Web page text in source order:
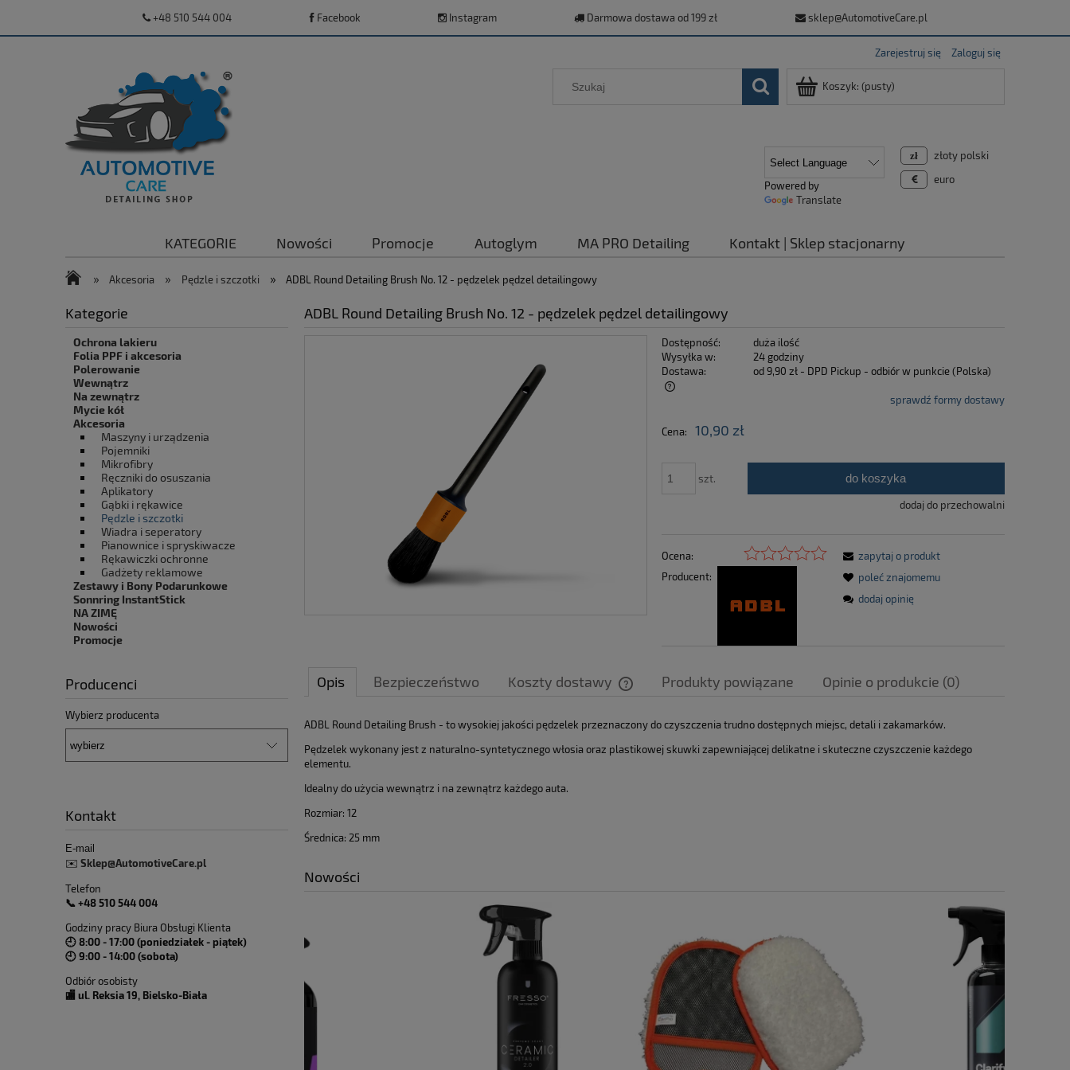
+48 510 544 004 Facebook Instagram Darmowa dostawa od 199 zł sklep@AutomotiveCare.pl
Zarejestruj się Zaloguj się
Koszyk: (pusty)
złoty polski
euro
Powered by
Translate
KATEGORIE Nowości Promocje Autoglym MA PRO Detailing Kontakt | Sklep stacjonarny
» Akcesoria » Pędzle i szczotki » ADBL Round Detailing Brush No. 12 - pędzelek pędzel detailingowy
Kategorie
Ochrona lakieru
Folia PPF i akcesoria
Polerowanie
Wewnątrz
Na zewnątrz
Mycie kół
Akcesoria
Maszyny i urządzenia
Pojemniki
Mikrofibry
Ręczniki do osuszania
Aplikatory
Gąbki i rękawice
Pędzle i szczotki
Wiadra i seperatory
Pianownice i spryskiwacze
Rękawiczki ochronne
Gadżety reklamowe
Zestawy i Bony Podarunkowe
Sonnring InstantStick
NA ZIMĘ
Nowości
Promocje
Producenci
Wybierz producenta
Kontakt
E-mail
✉️ Sklep@AutomotiveCare.pl
Telefon
📞 +48 510 544 004
Godziny pracy Biura Obsługi Klienta
🕘 8:00 - 17:00 (poniedziałek - piątek)
🕘 9:00 - 14:00 (sobota)
Odbiór osobisty
🏬 ul. Reksia 19, Bielsko-Biała
ADBL Round Detailing Brush No. 12 - pędzelek pędzel detailingowy
Dostępność:
duża ilość
Wysyłka w:
24 godziny
Dostawa:
od 9,90 zł - DPD Pickup - odbiór w punkcie (Polska)
Cena nie zawiera ewentualnych kosztów
płatności
sprawdź formy dostawy
Cena: 10,90 zł
szt. do koszyka
dodaj do przechowalni
Ocena:
Producent:
zapytaj o produkt
poleć znajomemu
dodaj opinię
Opis Bezpieczeństwo Koszty dostawy
Cena nie zawiera ewentualnych kosztów
Produkty powiązane Opinie o produkcie (0)
ADBL Round Detailing Brush - to wysokiej jakości pędzelek przeznaczony do czyszczenia trudno dostępnych miejsc, detali i zakamarków.
Pędzelek wykonany jest z naturalno-syntetycznego włosia oraz plastikowej skuwki zapewniającej delikatne i skuteczne czyszczenie każdego
elementu.
Idealny do użycia wewnątrz i na zewnątrz każdego auta.
Rozmiar: 12
Średnica: 25 mm
Nowości